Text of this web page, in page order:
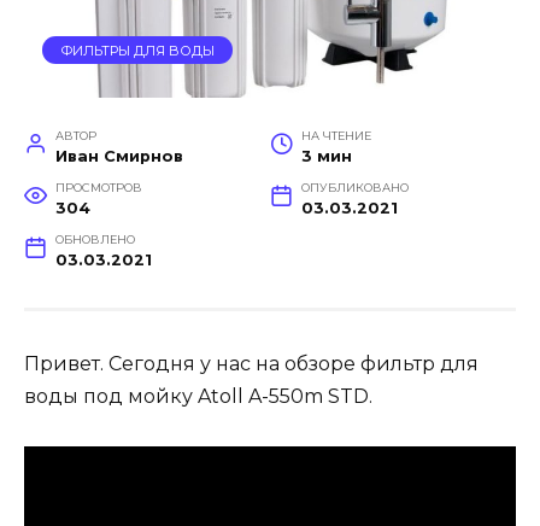
ФИЛЬТРЫ ДЛЯ ВОДЫ
АВТОР
Иван Смирнов
НА ЧТЕНИЕ
3 мин
ПРОСМОТРОВ
304
ОПУБЛИКОВАНО
03.03.2021
ОБНОВЛЕНО
03.03.2021
Привет. Сегодня у нас на обзоре фильтр для
воды под мойку Atoll A-550m STD.